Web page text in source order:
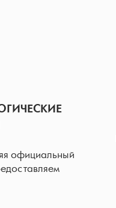
официальный